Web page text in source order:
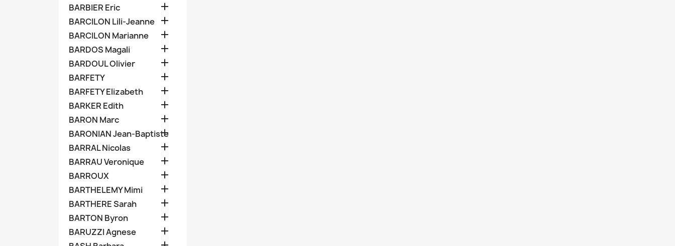
BARBIER Eric 
BARCILON Lili-Jeanne 
BARCILON Marianne 
BARDOS Magali 
BARDOUL Olivier 
BARFETY 
BARFETY Elizabeth 
BARKER Edith 
BARON Marc 
BARONIAN Jean-Baptiste

BARRAL Nicolas 
BARRAU Veronique 
BARROUX 
BARTHELEMY Mimi 
BARTHERE Sarah 
BARTON Byron 
BARUZZI Agnese 